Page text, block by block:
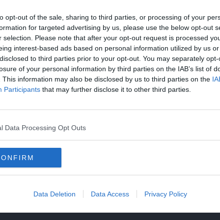
opt-out of the sale, sharing to third parties, or processing of your
for targeted advertising by us, please use the below opt-out
selection. Please note that after your opt-out request is processed
interest-based ads based on personal information utilized by us
to third parties prior to your opt-out. You may separately
of your personal information by third parties on the IAB’s list of
This information may also be disclosed by us to third parties on the
Participants that may further disclose it to other third parties.
Data Processing Opt Outs
Data Deletion Data Access Privacy Policy
cselekmény kizárólag a természetes élőhelyükre,
vagy mechanikus berendezést az ACME-től kell
kell alakítani a dolgot, hogy a prérifarkas legnagyobb
jobban megviselik a saját kudarcai, mint, hogy